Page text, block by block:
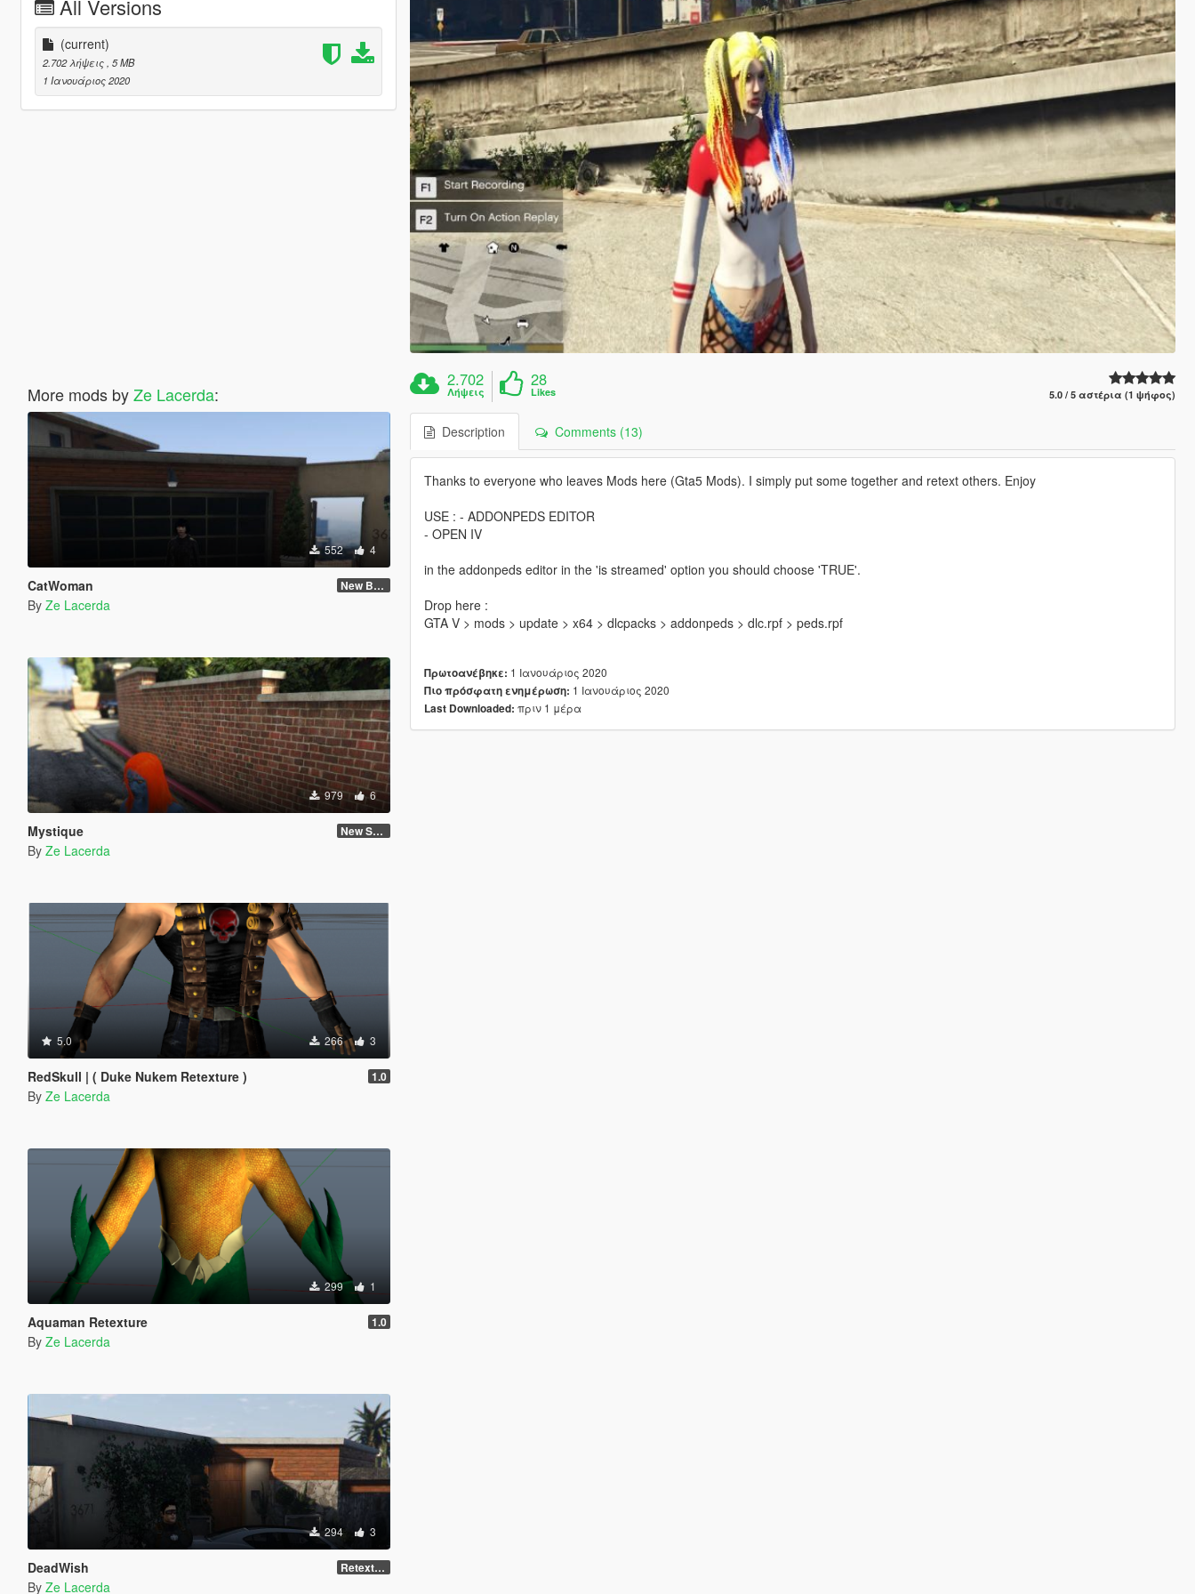
All Versions
(current)
2.702 λήψεις , 5 MB
1 Ιανουάριος 2020
More mods byZe Lacerda:
552 4
CatWoman New Body and Skin
By Ze Lacerda
979 6
Mystique New Skin
By Ze Lacerda
5.0 266 3
RedSkull | ( Duke Nukem Retexture ) 1.0
By Ze Lacerda
299 1
Aquaman Retexture 1.0
By Ze Lacerda
294 3
DeadWish Retexture
By Ze Lacerda
2.702
Λήψεις
28
Likes 5.0 / 5 αστέρια (1 ψήφος)
Description Comments (13)
Thanks to everyone who leaves Mods here (Gta5 Mods). I simply put some together and retext others. Enjoy
USE : - ADDONPEDS EDITOR
- OPEN IV
in the addonpeds editor in the 'is streamed' option you should choose 'TRUE'.
Drop here :
GTA V > mods > update > x64 > dlcpacks > addonpeds > dlc.rpf > peds.rpf
Πρωτοανέβηκε: 1 Ιανουάριος 2020
Πιο πρόσφατη ενημέρωση: 1 Ιανουάριος 2020
Last Downloaded: πριν 1 μέρα